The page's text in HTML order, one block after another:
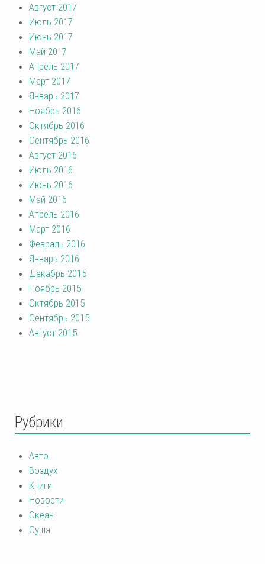
Август 2017
Июль 2017
Июнь 2017
Май 2017
Апрель 2017
Март 2017
Январь 2017
Ноябрь 2016
Октябрь 2016
Сентябрь 2016
Август 2016
Июль 2016
Июнь 2016
Май 2016
Апрель 2016
Март 2016
Февраль 2016
Январь 2016
Декабрь 2015
Ноябрь 2015
Октябрь 2015
Сентябрь 2015
Август 2015
Рубрики
Авто
Воздух
Книги
Новости
Океан
Суша